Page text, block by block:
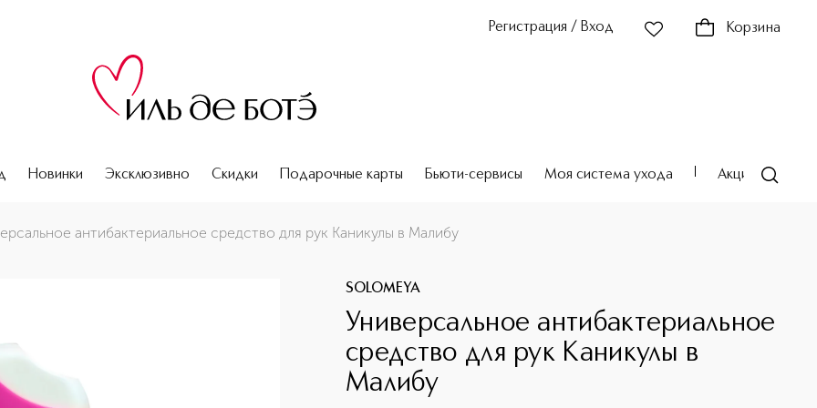
Регистрация / Вход Корзина
Новинки Эксклюзивно Скидки Подарочные карты Бьюти-сервисы Моя система ухода Акции
в Малибу
антибактериальное средство для рук Каникулы в Малибу
SOLOMEYA
Универсальное антибактериальное
средство для рук Каникулы в
Малибу